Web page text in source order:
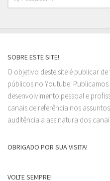
por:
SOBRE ESTE SITE!
O objetivo deste site é publicar
públicos no Youtube.
desenvolvimento pessoal e
canais de referência nos
auditência a assinatura dos
OBRIGADO POR SUA VISITA!
VOLTE SEMPRE!